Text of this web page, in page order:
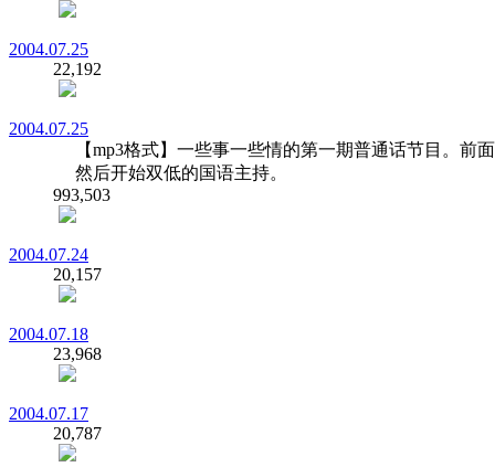
2004.07.25
22,192
2004.07.25
【mp3格式】一些事一些情的第一期普通话节目。前
然后开始双低的国语主持。
993,503
2004.07.24
20,157
2004.07.18
23,968
2004.07.17
20,787